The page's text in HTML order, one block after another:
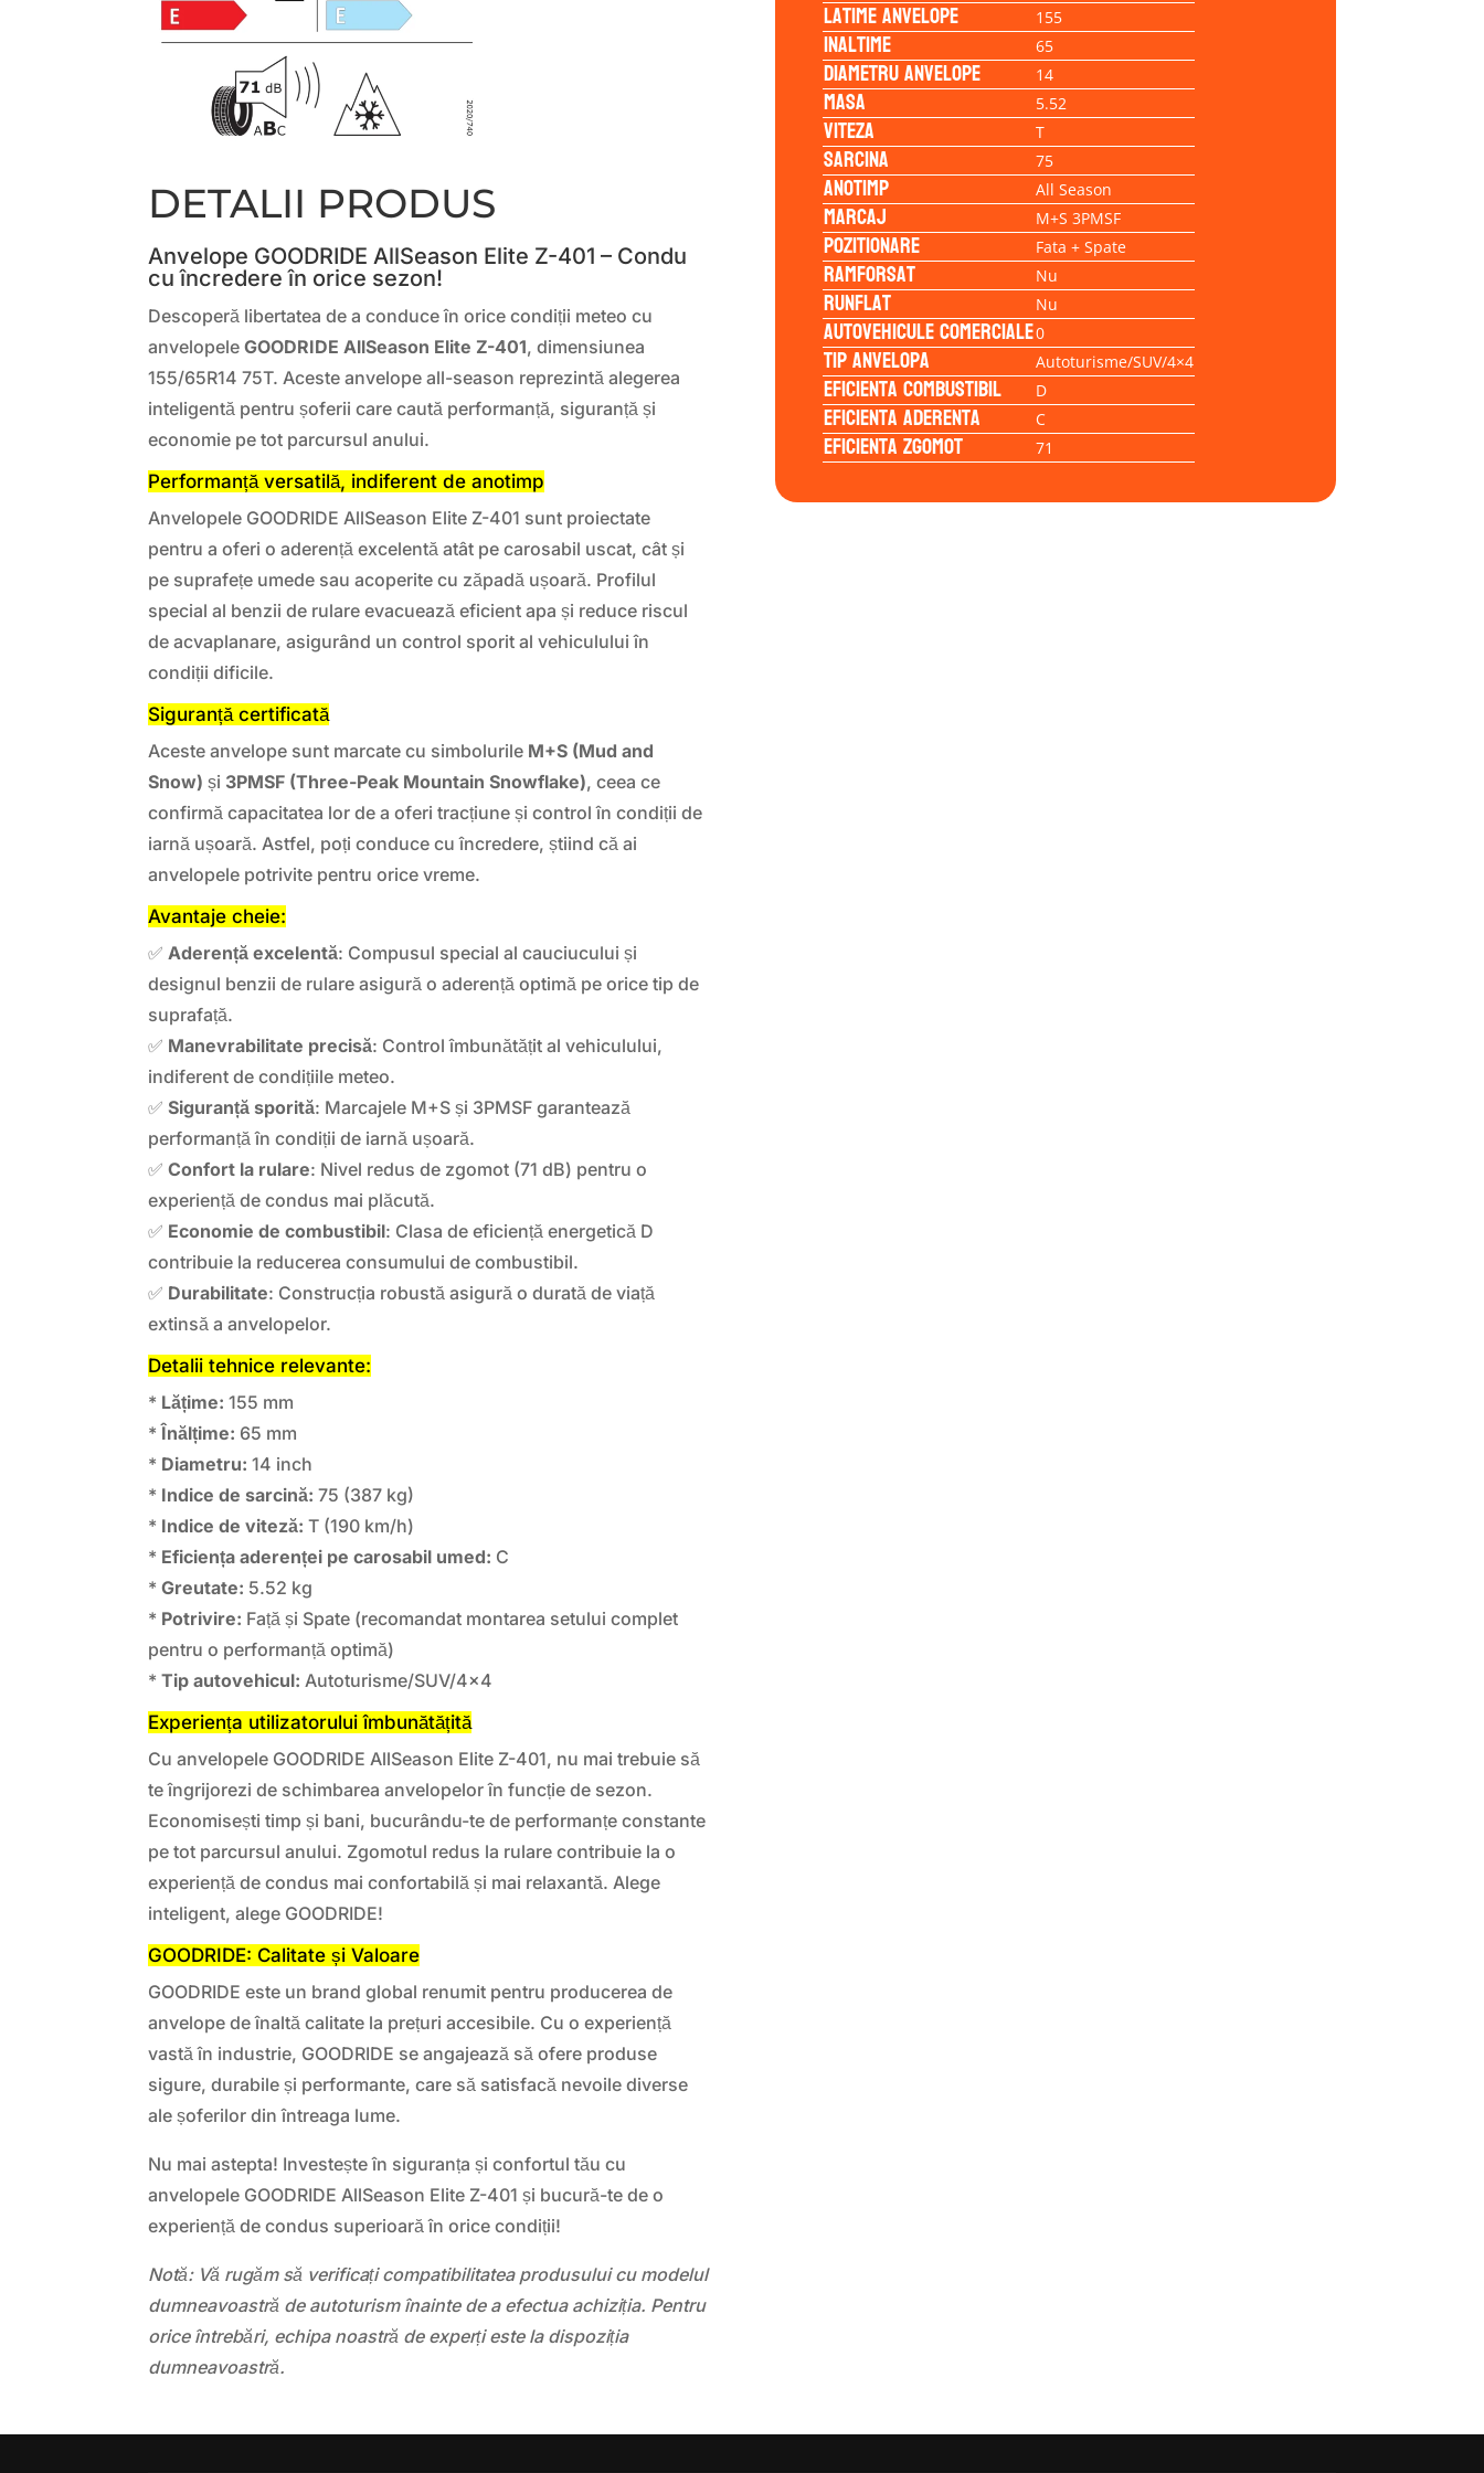
DETALII PRODUS
Anvelope GOODRIDE AllSeason Elite Z-401 – Condu
cu încredere în orice sezon!
Descoperă libertatea de a conduce în orice condiții meteo cu
anvelopeleGOODRIDE AllSeason Elite Z-401, dimensiunea
155/65R14 75T. Aceste anvelope all-season reprezintă alegerea
inteligentă pentru șoferii care caută performanță, siguranță și
economie pe tot parcursul anului.
Performanță versatilă, indiferent de anotimp
Anvelopele GOODRIDE AllSeason Elite Z-401 sunt proiectate
pentru a oferi o aderență excelentă atât pe carosabil uscat, cât și
pe suprafețe umede sau acoperite cu zăpadă ușoară. Profilul
special al benzii de rulare evacuează eficient apa și reduce riscul
de acvaplanare, asigurând un control sporit al vehiculului în
condiții dificile.
Siguranță certificată
Aceste anvelope sunt marcate cu simbolurile M+S (Mud and
Snow) și 3PMSF (Three-Peak Mountain Snowflake), ceea ce
confirmă capacitatea lor de a oferi tracțiune și control în condiții de
iarnă ușoară. Astfel, poți conduce cu încredere, știind că ai
anvelopele potrivite pentru orice vreme.
Avantaje cheie:
✅ Aderență excelentă: Compusul special al cauciucului și
designul benzii de rulare asigură o aderență optimă pe orice tip de
suprafață.
✅ Manevrabilitate precisă: Control îmbunătățit al vehiculului,
indiferent de condițiile meteo.
✅Siguranță sporită: Marcajele M+S și 3PMSF garantează
performanță în condiții de iarnă ușoară.
✅Confort la rulare: Nivel redus de zgomot (71 dB) pentru o
experiență de condus mai plăcută.
✅ Economie de combustibil: Clasa de eficiență energetică D
contribuie la reducerea consumului de combustibil.
✅ Durabilitate: Construcția robustă asigură o durată de viață
extinsă a anvelopelor.
Detalii tehnice relevante:
* Lățime: 155 mm
*Înălțime: 65 mm
* Diametru: 14 inch
* Indice de sarcină: 75 (387 kg)
* Indice de viteză: T (190 km/h)
* Eficiența aderenței pe carosabil umed: C
*Greutate: 5.52 kg
* Potrivire: Față și Spate (recomandat montarea setului complet
pentru o performanță optimă)
*Tip autovehicul: Autoturisme/SUV/4×4
Experiența utilizatorului îmbunătățită
Cu anvelopele GOODRIDE AllSeason Elite Z-401, nu mai trebuie să
te îngrijorezi de schimbarea anvelopelor în funcție de sezon.
Economisești timp și bani, bucurându-te de performanțe constante
pe tot parcursul anului. Zgomotul redus la rulare contribuie la o
experiență de condus mai confortabilă și mai relaxantă. Alege
inteligent, alege GOODRIDE!
GOODRIDE: Calitate și Valoare
GOODRIDE este un brand global renumit pentru producerea de
anvelope de înaltă calitate la prețuri accesibile. Cu o experiență
vastă în industrie, GOODRIDE se angajează să ofere produse
sigure, durabile și performante, care să satisfacă nevoile diverse
ale șoferilor din întreaga lume.
Nu mai astepta! Investește în siguranța și confortul tău cu
anvelopele GOODRIDE AllSeason Elite Z-401 și bucură-te de o
experiență de condus superioară în orice condiții!
Notă: Vă rugăm să verificați compatibilitatea produsului cu modelul
dumneavoastră de autoturism înainte de a efectua achiziția. Pentru
orice întrebări, echipa noastră de experți este la dispoziția
dumneavoastră.
Latime anvelope 155
Inaltime 65
Diametru anvelope 14
Masa 5.52
Viteza T
Sarcina 75
Anotimp All Season
Marcaj M+S 3PMSF
Pozitionare Fata + Spate
Ramforsat Nu
Runflat Nu
Autovehicule comerciale0
Tip anvelopa Autoturisme/SUV/4×4
Eficienta Combustibil D
Eficienta Aderenta C
Eficienta Zgomot 71